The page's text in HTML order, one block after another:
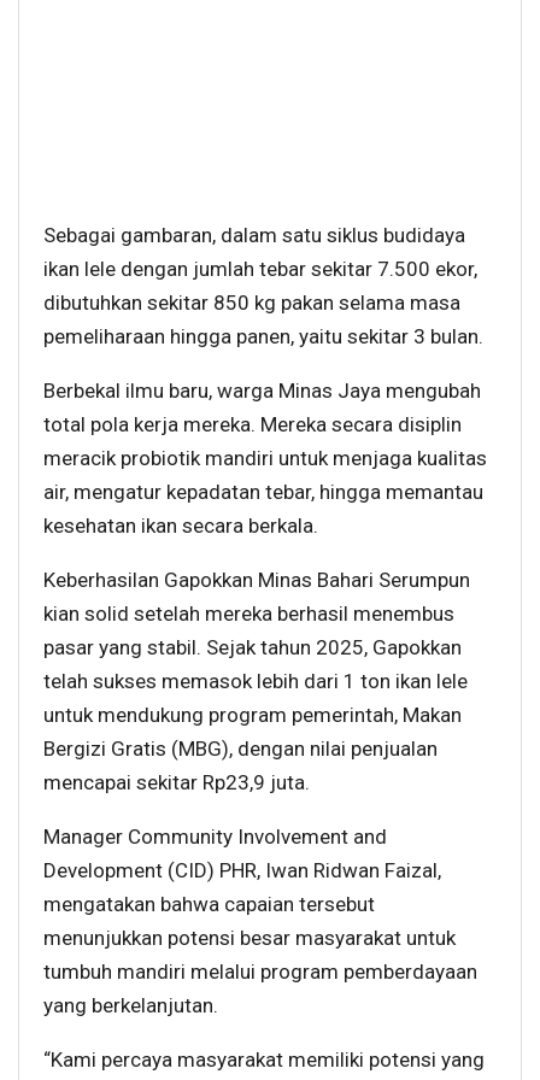
Sebagai gambaran, dalam satu siklus budidaya
ikan lele dengan jumlah tebar sekitar 7.500 ekor,
dibutuhkan sekitar 850 kg pakan selama masa
pemeliharaan hingga panen, yaitu sekitar 3 bulan.
Berbekal ilmu baru, warga Minas Jaya mengubah
total pola kerja mereka. Mereka secara disiplin
meracik probiotik mandiri untuk menjaga kualitas
air, mengatur kepadatan tebar, hingga memantau
kesehatan ikan secara berkala.
Keberhasilan Gapokkan Minas Bahari Serumpun
kian solid setelah mereka berhasil menembus
pasar yang stabil. Sejak tahun 2025, Gapokkan
telah sukses memasok lebih dari 1 ton ikan lele
untuk mendukung program pemerintah, Makan
Bergizi Gratis (MBG), dengan nilai penjualan
mencapai sekitar Rp23,9 juta.
Manager Community Involvement and
Development (CID) PHR, Iwan Ridwan Faizal,
mengatakan bahwa capaian tersebut
menunjukkan potensi besar masyarakat untuk
tumbuh mandiri melalui program pemberdayaan
yang berkelanjutan.
“Kami percaya masyarakat memiliki potensi yang